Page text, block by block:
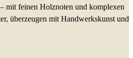
mit feinen Holznoten und komplexen
überzeugen mit Handwerkskunst und